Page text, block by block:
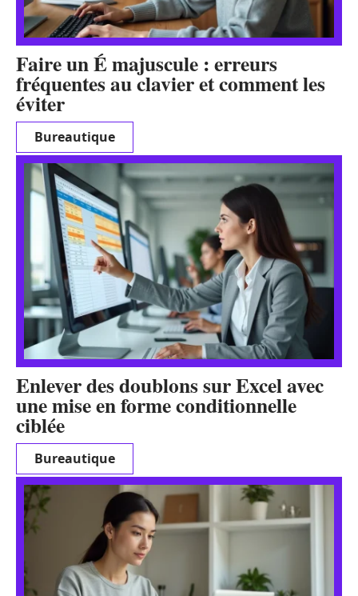
Faire un É majuscule : erreurs
fréquentes au clavier et comment les
éviter
Bureautique
Enlever des doublons sur Excel avec
une mise en forme conditionnelle
ciblée
Bureautique